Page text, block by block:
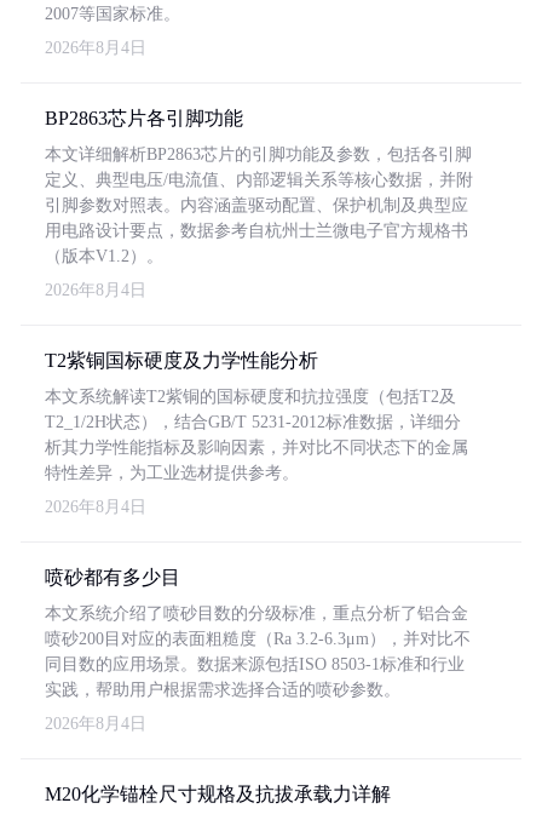
2007等国家标准。
2026年8月4日
BP2863芯片各引脚功能
本文详细解析BP2863芯片的引脚功能及参数，包括各引脚
定义、典型电压/电流值、内部逻辑关系等核心数据，并附
引脚参数对照表。内容涵盖驱动配置、保护机制及典型应
用电路设计要点，数据参考自杭州士兰微电子官方规格书
（版本V1.2）。
2026年8月4日
T2紫铜国标硬度及力学性能分析
本文系统解读T2紫铜的国标硬度和抗拉强度（包括T2及
T2_1/2H状态），结合GB/T 5231-2012标准数据，详细分
析其力学性能指标及影响因素，并对比不同状态下的金属
特性差异，为工业选材提供参考。
2026年8月4日
喷砂都有多少目
本文系统介绍了喷砂目数的分级标准，重点分析了铝合金
喷砂200目对应的表面粗糙度（Ra 3.2-6.3μm），并对比不
同目数的应用场景。数据来源包括ISO 8503-1标准和行业
实践，帮助用户根据需求选择合适的喷砂参数。
2026年8月4日
M20化学锚栓尺寸规格及抗拔承载力详解